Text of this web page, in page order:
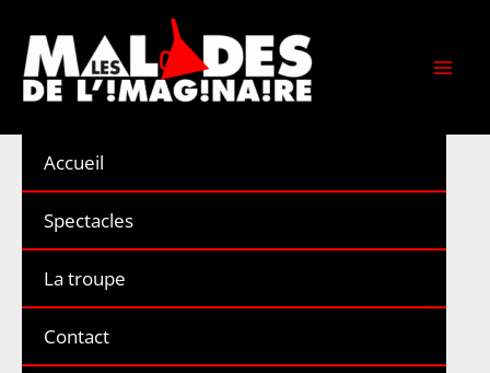
contenu
Accueil
Spectacles
La troupe
Contact